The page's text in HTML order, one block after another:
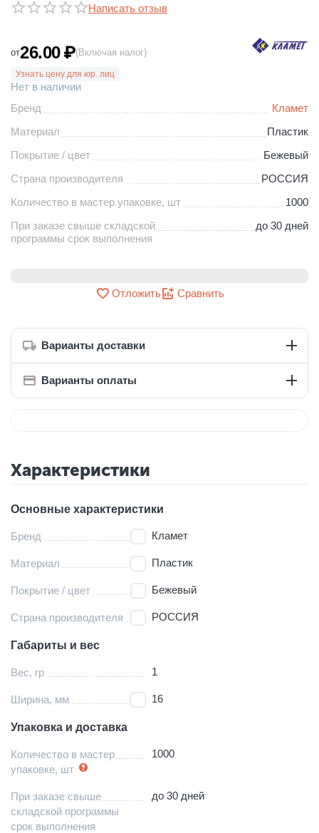
Написать отзыв
от26.00₽(Включая налог)
Узнать цену для юр. лиц
Нет в наличии
Бренд
Кламет
Материал
Пластик
Покрытие / цвет
Бежевый
Страна производителя
РОССИЯ
Количество в мастер упаковке, шт
1000
При заказе свыше складской
программы срок выполнения
до 30 дней
Отложить Сравнить
Варианты доставки
Варианты оплаты
Характеристики
Основные характеристики
Бренд Кламет
Материал Пластик
Покрытие / цвет Бежевый
Страна производителя РОССИЯ
Габариты и вес
Вес, гр 1
Ширина, мм 16
Упаковка и доставка
Количество в мастер
упаковке, шт
1000
При заказе свыше
складской программы
срок выполнения
до 30 дней